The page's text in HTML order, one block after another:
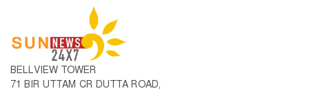
BELLVIEW TOWER
71 BIR UTTAM CR DUTTA ROAD,